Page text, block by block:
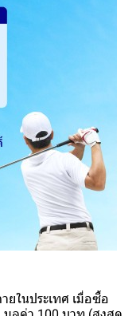
ยในประเทศ เมื่อซื้อ